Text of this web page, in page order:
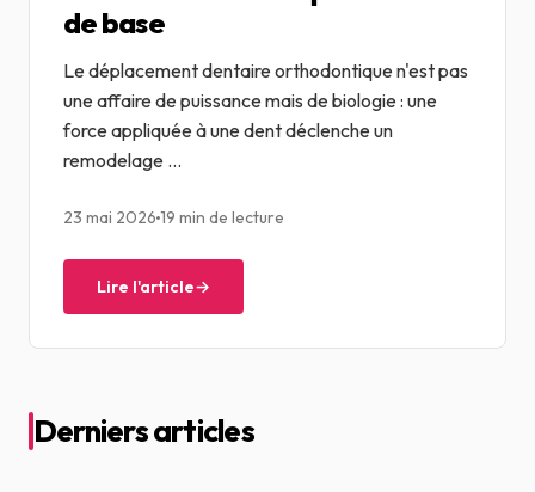
de base
Le déplacement dentaire orthodontique n'est pas
une affaire de puissance mais de biologie : une
force appliquée à une dent déclenche un
remodelage ...
23 mai 2026 19 min de lecture
Lire l'article→
Derniers articles